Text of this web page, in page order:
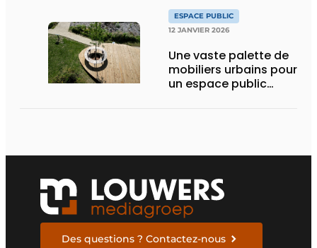
résistance
ESPACE PUBLIC
12 JANVIER 2026
Une vaste palette de
mobiliers urbains pour
un espace public
Des questions ? Contactez-nous